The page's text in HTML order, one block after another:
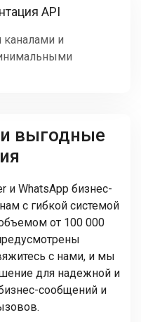
API
каналами и
выгодные
и WhatsApp бизнес-
с гибкой системой
от 100 000
с нами, и мы
для надежной и
сообщений и